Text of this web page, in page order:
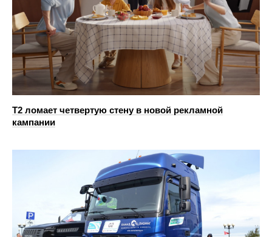
Т2 ломает четвертую стену в новой рекламной
кампании